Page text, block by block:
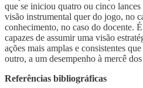
que se iniciou quatro ou cinco
visão instrumental quer do jogo, no
conhecimento, no caso do docente.
capazes de assumir uma visão
ações mais amplas e consistentes
outro, a um desempenho à mercê
Referências bibliográficas